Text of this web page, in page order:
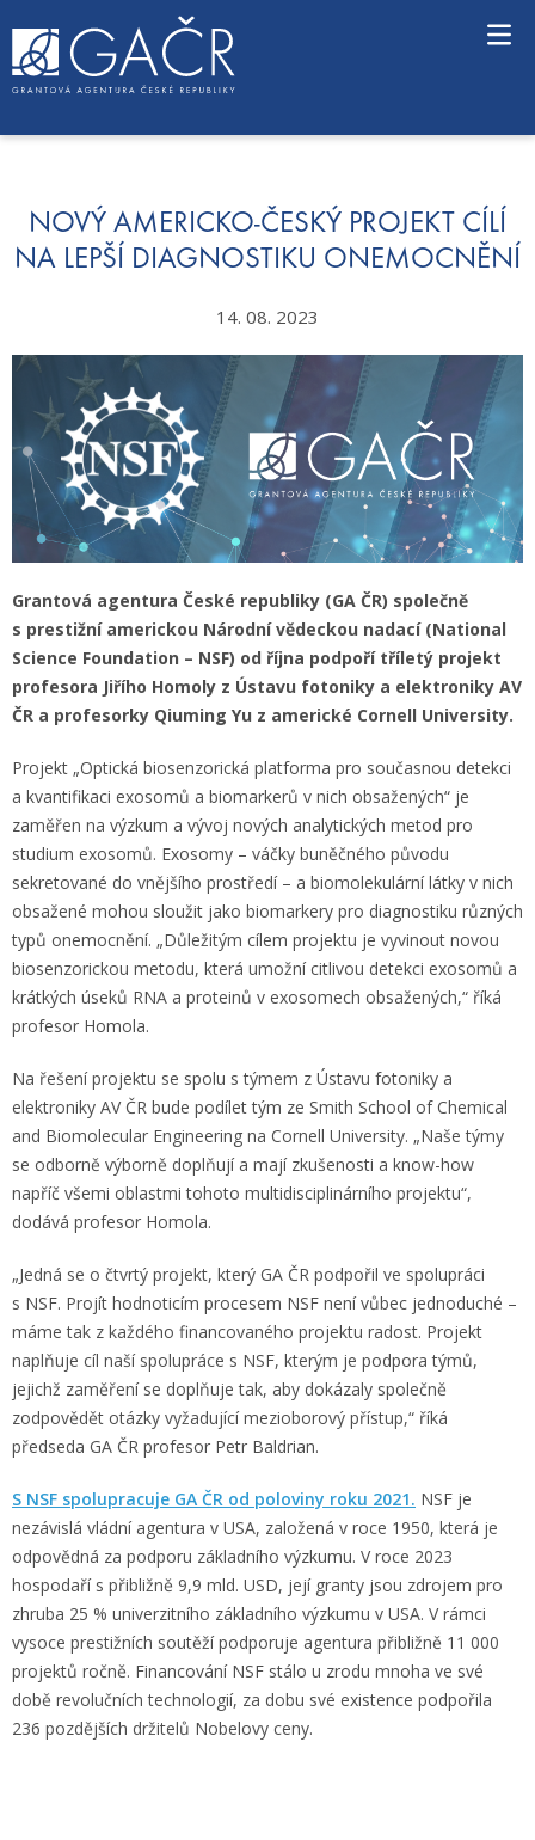
o
NOVÝ AMERICKO-ČESKÝ PROJEKT CÍLÍ
NA LEPŠÍ DIAGNOSTIKU ONEMOCNĚNÍ
14. 08. 2023
Grantová agentura České republiky (GA ČR) společně
s prestižní americkou Národní vědeckou nadací (National
Science Foundation – NSF) od října podpoří tříletý projekt
profesora Jiřího Homoly z Ústavu fotoniky a elektroniky AV
ČR a profesorky Qiuming Yu z americké Cornell University.
Projekt „Optická biosenzorická platforma pro současnou detekci
a kvantifikaci exosomů a biomarkerů v nich obsažených“ je
zaměřen na výzkum a vývoj nových analytických metod pro
studium exosomů. Exosomy – váčky buněčného původu
sekretované do vnějšího prostředí – a biomolekulární látky v nich
obsažené mohou sloužit jako biomarkery pro diagnostiku různých
typů onemocnění. „Důležitým cílem projektu je vyvinout novou
biosenzorickou metodu, která umožní citlivou detekci exosomů a
krátkých úseků RNA a proteinů v exosomech obsažených,“ říká
profesor Homola.
Na řešení projektu se spolu s týmem z Ústavu fotoniky a
elektroniky AV ČR bude podílet tým ze Smith School of Chemical
and Biomolecular Engineering na Cornell University. „Naše týmy
se odborně výborně doplňují a mají zkušenosti a know-how
napříč všemi oblastmi tohoto multidisciplinárního projektu“,
dodává profesor Homola.
„Jedná se o čtvrtý projekt, který GA ČR podpořil ve spolupráci
s NSF. Projít hodnoticím procesem NSF není vůbec jednoduché –
máme tak z každého financovaného projektu radost. Projekt
naplňuje cíl naší spolupráce s NSF, kterým je podpora týmů,
jejichž zaměření se doplňuje tak, aby dokázaly společně
zodpovědět otázky vyžadující mezioborový přístup,“ říká
předseda GA ČR profesor Petr Baldrian.
S NSF spolupracuje GA ČR od poloviny roku 2021. NSF je
nezávislá vládní agentura v USA, založená v roce 1950, která je
odpovědná za podporu základního výzkumu. V roce 2023
hospodaří s přibližně 9,9 mld. USD, její granty jsou zdrojem pro
zhruba 25 % univerzitního základního výzkumu v USA. V rámci
vysoce prestižních soutěží podporuje agentura přibližně 11 000
projektů ročně. Financování NSF stálo u zrodu mnoha ve své
době revolučních technologií, za dobu své existence podpořila
236 pozdějších držitelů Nobelovy ceny.